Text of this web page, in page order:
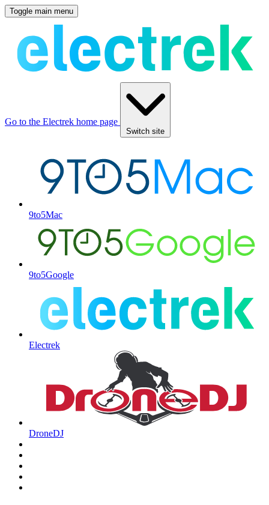
Toggle main menu
Go to the Electrek home page
Switch site
9to5Mac
9to5Google
Electrek
DroneDJ